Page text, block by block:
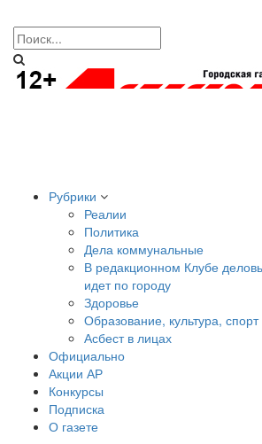
Рубрики
Реалии
Политика
Дела коммунальные
В редакционном Клубе
идет по городу
Здоровье
Образование, культура, спорт
Асбест в лицах
Официально
Акции АР
Конкурсы
Подписка
О газете